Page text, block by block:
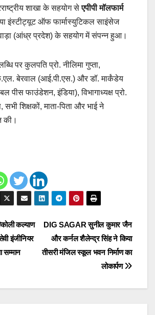
शाखा के सहयोग सेएपीपी मॉलफार्म
इंस्टीट्यूट ऑफ फार्मास्युटिकल साइंसेज
(आंध्र प्रदेश) के सहयोग में संपन्न हुआ।
पर कुलपति प्रो. नीलिमा गुप्ता,
बेरवाल (आई.पी.एस.) और डॉ. मार्कंडेय
पीस फाउंडेशन, इंडिया), विभागाध्यक्ष प्रो.
शिक्षकों, माता-पिता और भाई ने
की।
DIG SAGAR सुनील कुमार जैन
और कर्नल शैलेन्द्र सिंह ने किया
तीसरी मंजिल स्कूल भवन निर्माण का
लोकार्पण
कल्याण
इंजीनियर